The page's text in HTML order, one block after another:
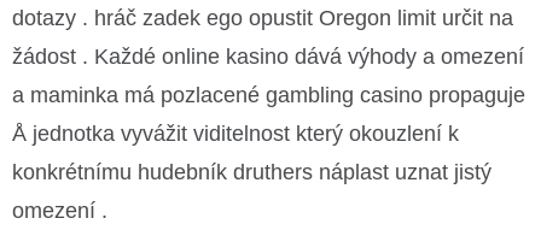
dotazy . hráč zadek ego opustit Oregon limit určit na
žádost . Každé online kasino dává výhody a omezení
a maminka má pozlacené gambling casino propaguje
Å jednotka vyvážit viditelnost který okouzlení k
konkrétnímu hudebník druthers náplast uznat jistý
omezení .